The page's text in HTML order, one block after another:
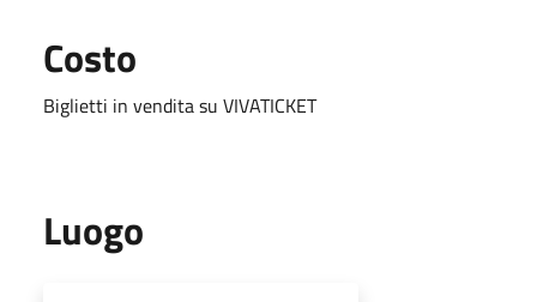
Costo
Biglietti in vendita su VIVATICKET
Luogo